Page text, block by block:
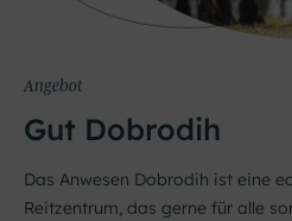
Angebot
Gut Dobrodih
Das Anwesen Dobrodih ist eine
Reitzentrum, das gerne für alle